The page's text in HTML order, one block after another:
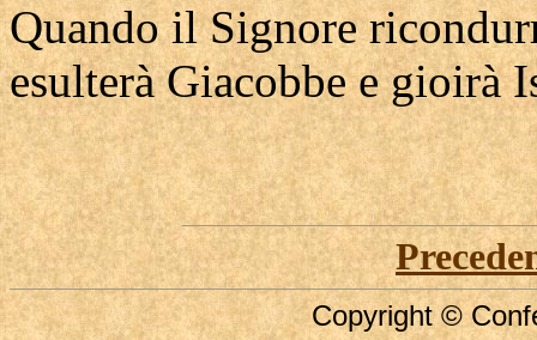
Quando il Signore
esulterà Giacobbe e gioirà
Copyright ©